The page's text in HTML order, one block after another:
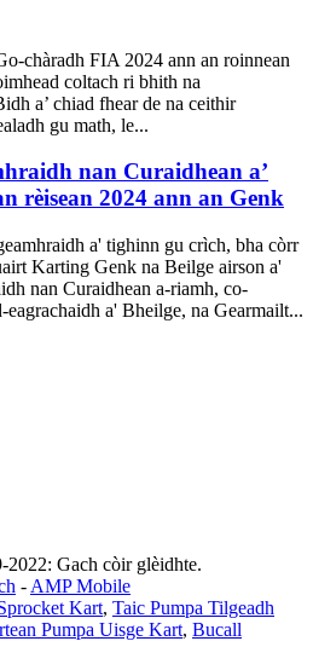
chàradh FIA 2024 ann an roinnean
coltach ri bhith na
a’ chiad fhear de na ceithir
gu math, le...
nan Curaidhean a’
rèisean 2024 ann an Genk
a' tighinn gu crìch, bha còrr
Karting Genk na Beilge airson a'
nan Curaidhean a-riamh, co-
eagrachaidh a' Bheilge, na Gearmailt...
Gach còir glèidhte.
- AMP Mobile
Kart, Taic Pumpa Tilgeadh
Pumpa Uisge Kart, Bucall